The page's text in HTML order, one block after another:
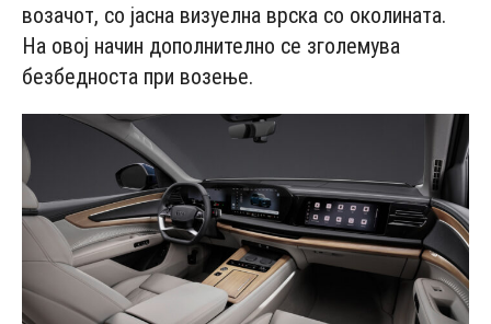
возачот, со јасна визуелна врска со околината.
На овој начин дополнително се зголемува
безбедноста при возење.